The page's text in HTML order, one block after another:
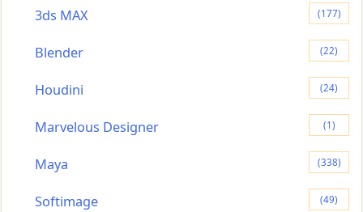
3ds MAX (177)
Blender (22)
Houdini (24)
Marvelous Designer (1)
Maya (338)
Softimage (49)